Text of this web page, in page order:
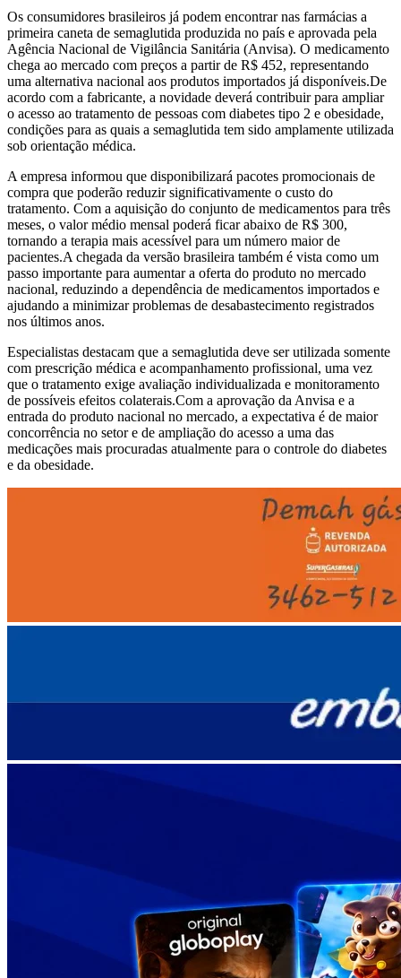
Os consumidores brasileiros já podem encontrar nas farmácias a
primeira caneta de semaglutida produzida no país e aprovada pela
Agência Nacional de Vigilância Sanitária (Anvisa). O medicamento
chega ao mercado com preços a partir de R$ 452, representando
uma alternativa nacional aos produtos importados já disponíveis.De
acordo com a fabricante, a novidade deverá contribuir para ampliar
o acesso ao tratamento de pessoas com diabetes tipo 2 e obesidade,
condições para as quais a semaglutida tem sido amplamente utilizada
sob orientação médica.
A empresa informou que disponibilizará pacotes promocionais de
compra que poderão reduzir significativamente o custo do
tratamento. Com a aquisição do conjunto de medicamentos para três
meses, o valor médio mensal poderá ficar abaixo de R$ 300,
tornando a terapia mais acessível para um número maior de
pacientes.A chegada da versão brasileira também é vista como um
passo importante para aumentar a oferta do produto no mercado
nacional, reduzindo a dependência de medicamentos importados e
ajudando a minimizar problemas de desabastecimento registrados
nos últimos anos.
Especialistas destacam que a semaglutida deve ser utilizada somente
com prescrição médica e acompanhamento profissional, uma vez
que o tratamento exige avaliação individualizada e monitoramento
de possíveis efeitos colaterais.Com a aprovação da Anvisa e a
entrada do produto nacional no mercado, a expectativa é de maior
concorrência no setor e de ampliação do acesso a uma das
medicações mais procuradas atualmente para o controle do diabetes
e da obesidade.